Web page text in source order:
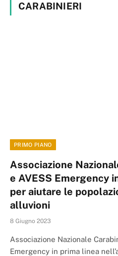
CARABINIERI
PRIMO PIANO
Associazione
e AVESS Emergency
per aiutare le
alluvioni
8 Giugno 2023
Associazione Nazionale
Emergency in prima linea